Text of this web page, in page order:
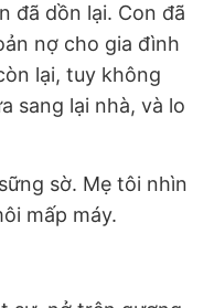
đã dồn lại. Con đã
nợ cho gia đình
lại, tuy không
sang lại nhà, và lo
sờ. Mẹ tôi nhìn
mấp máy.